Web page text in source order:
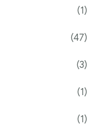
(1)
(47)
(3)
(1)
(1)